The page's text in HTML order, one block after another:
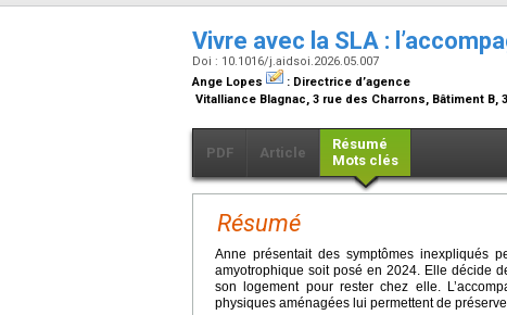
Vivre avec la SLA :
Doi : 10.1016/j.aidsoi.2026.05.007
Ange Lopes
: Directrice d’agence
Vitalliance Blagnac, 3 rue des Charrons, Bâtiment B,
PDF Article
Résumé
Mots clés
Résumé
Anne présentait des symptômes inexpliqués
amyotrophique soit posé en 2024. Elle décide
son logement pour rester chez elle.
physiques aménagées lui permettent de